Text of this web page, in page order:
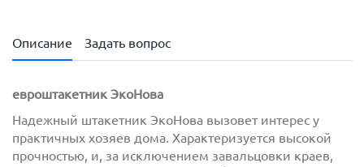
Описание Задать вопрос
евроштакетник ЭкоНова
Надежный штакетник ЭкоНова вызовет интерес у
практичных хозяев дома. Характеризуется высокой
прочностью, и, за исключением завальцовки краев,